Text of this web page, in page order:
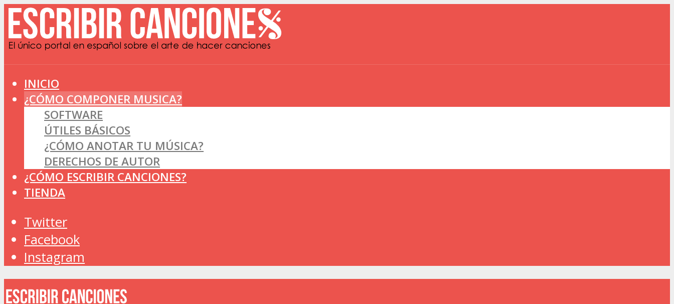
INICIO
¿CÓMO COMPONER MUSICA?
SOFTWARE
ÚTILES BÁSICOS
¿CÓMO ANOTAR TU MÚSICA?
DERECHOS DE AUTOR
¿CÓMO ESCRIBIR CANCIONES?
TIENDA
Twitter
Facebook
Instagram